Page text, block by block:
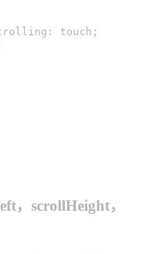
touch;
，scrollHeight，